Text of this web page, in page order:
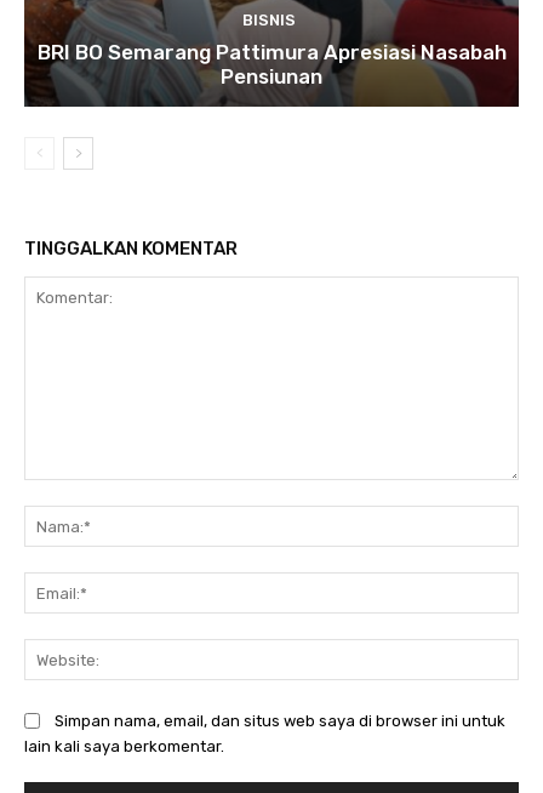
BISNIS
BRI BO Semarang Pattimura Apresiasi Nasabah
Pensiunan
TINGGALKAN KOMENTAR
Simpan nama, email, dan situs web saya di browser ini untuk
lain kali saya berkomentar.